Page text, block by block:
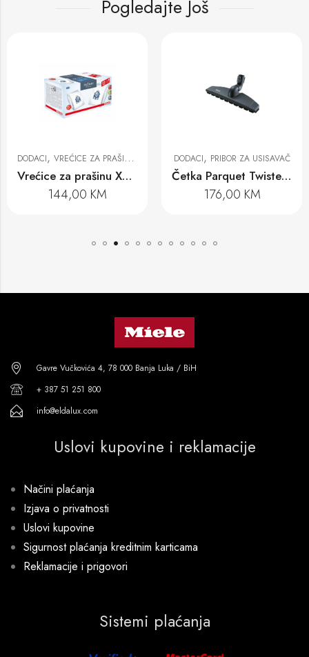
Pogledajte Još
DODACI, VREĆICE ZA PRAŠINU I FILTERI
Vrećice za prašinu XXL GN 3D
144,00 KM
DODACI, PRIBOR ZA USISAVAČ
Četka Parquet Twister XL SBB 400-3
176,00 KM
Gavre Vučkovića 4, 78 000 Banja Luka / BiH
+ 387 51 251 800
info@eldalux.com
Uslovi kupovine i reklamacije
Načini plaćanja
Izjava o privatnosti
Uslovi kupovine
Sigurnost plaćanja kreditnim karticama
Reklamacije i prigovori
Sistemi plaćanja